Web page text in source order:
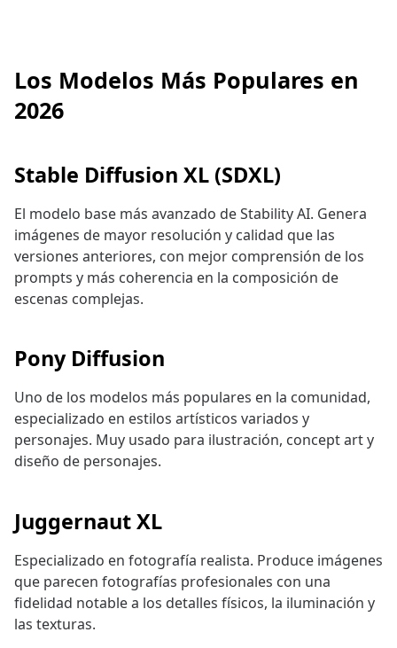
Los Modelos Más Populares en
2026
Stable Diffusion XL (SDXL)
El modelo base más avanzado de Stability AI. Genera
imágenes de mayor resolución y calidad que las
versiones anteriores, con mejor comprensión de los
prompts y más coherencia en la composición de
escenas complejas.
Pony Diffusion
Uno de los modelos más populares en la comunidad,
especializado en estilos artísticos variados y
personajes. Muy usado para ilustración, concept art y
diseño de personajes.
Juggernaut XL
Especializado en fotografía realista. Produce imágenes
que parecen fotografías profesionales con una
fidelidad notable a los detalles físicos, la iluminación y
las texturas.